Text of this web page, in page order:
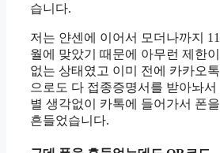
습니다.
저는 얀센에 이어서 모더나까지 11
월에 맞았기 때문에 아무런 제한이
없는 상태였고 이미 전에 카카오톡
으로도 다 접종증명서를 받아놔서
별 생각없이 카톡에 들어가서 폰을
흔들었습니다.